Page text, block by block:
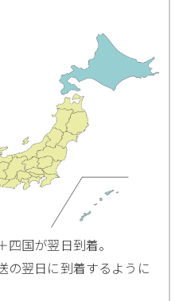
国が翌日到着。
の翌日に到着するように